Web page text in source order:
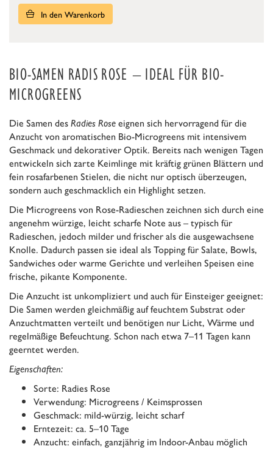
In den Warenkorb
BIO-SAMEN RADIS ROSE​ – IDEAL FÜR BIO-
MICROGREENS
Die Samen desRadies Roseeignen sich hervorragend für die
Anzucht von aromatischen Bio-Microgreens mit intensivem
Geschmack und dekorativer Optik. Bereits nach wenigen Tagen
entwickeln sich zarte Keimlinge mit kräftig grünen Blättern und
fein rosafarbenen Stielen, die nicht nur optisch überzeugen,
sondern auch geschmacklich ein Highlight setzen.
Die Microgreens von Rose-Radieschen zeichnen sich durch eine
angenehm würzige, leicht scharfe Note aus – typisch für
Radieschen, jedoch milder und frischer als die ausgewachsene
Knolle. Dadurch passen sie ideal als Topping für Salate, Bowls,
Sandwiches oder warme Gerichte und verleihen Speisen eine
frische, pikante Komponente.
Die Anzucht ist unkompliziert und auch für Einsteiger geeignet:
Die Samen werden gleichmäßig auf feuchtem Substrat oder
Anzuchtmatten verteilt und benötigen nur Licht, Wärme und
regelmäßige Befeuchtung. Schon nach etwa 7–11 Tagen kann
geerntet werden.
Eigenschaften:
Sorte: Radies Rose
Verwendung: Microgreens / Keimsprossen
Geschmack: mild-würzig, leicht scharf
Erntezeit: ca. 5–10 Tage
Anzucht: einfach, ganzjährig im Indoor-Anbau möglich